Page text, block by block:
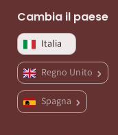
Cambia il paese
Italia
Regno Unito
Spagna